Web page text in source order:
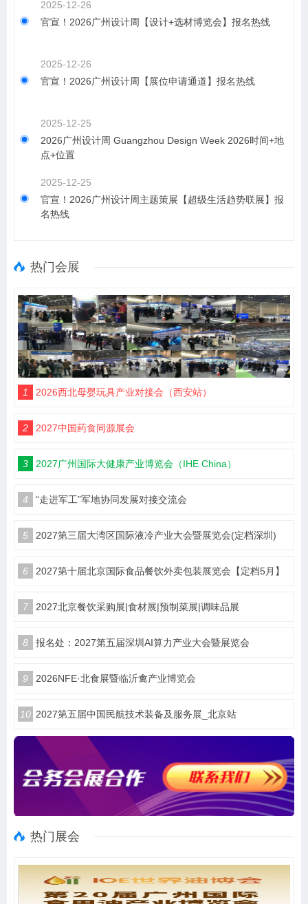
2025-12-26
官宣！2026广州设计周【设计+选材博览会】报名热线
2025-12-26
官宣！2026广州设计周【展位申请通道】报名热线
2025-12-25
2026广州设计周 Guangzhou Design Week 2026时间+地
点+位置
2025-12-25
官宣！2026广州设计周主题策展【超级生活趋势联展】报
名热线
热门会展
1 2026西北母婴玩具产业对接会（西安站）
2 2027中国药食同源展会
3 2027广州国际大健康产业博览会（IHE China）
4 “走进军工”军地协同发展对接交流会
5 2027第三届大湾区国际液冷产业大会暨展览会(定档深圳)
6 2027第十届北京国际食品餐饮外卖包装展览会【定档5月】
7 2027北京餐饮采购展|食材展|预制菜展|调味品展
8 报名处：2027第五届深圳AI算力产业大会暨展览会
9 2026NFE·北食展暨临沂禽产业博览会
10 2027第五届中国民航技术装备及服务展_北京站
热门展会